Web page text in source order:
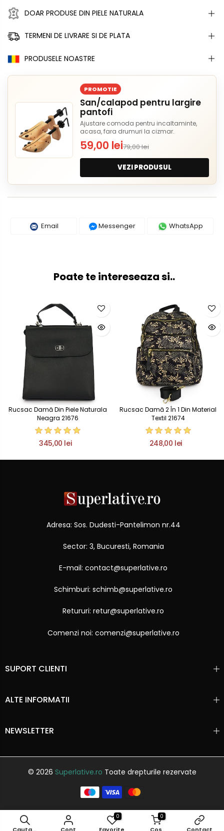
DOAR PRODUSE DIN PIELE NATURALA
TERMENI DE LIVRARE SI DE PLATA
PRODUSELE NOASTRE
PROMOTIE
San/calapod pentru largire
pantofi
Ajustare comoda pentru incaltaminte,
acasa, fara drumuri la cizmar.
59,00 lei79,00 lei
VEZI PRODUSUL
Email Messenger WhatsApp
Poate te intereseaza si..
Rucsac Damă Din Piele Naturala
Neagra 21676
345,00 lei
Rucsac Damă 2 În 1 Din Material
Textil 21674
248,00 lei
Adresa: Sos. Dudesti-Pantelimon nr.44
Sector: 3, Bucuresti, Romania
E-mail: contact@superlative.ro
Schimburi: schimb@superlative.ro
Retururi: retur@superlative.ro
Comenzi noi: comenzi@superlative.ro
SUPORT CLIENTI
ALTE INFORMATII
NEWSLETTER
© 2026 Superlative.ro Toate drepturile rezervate
0 0